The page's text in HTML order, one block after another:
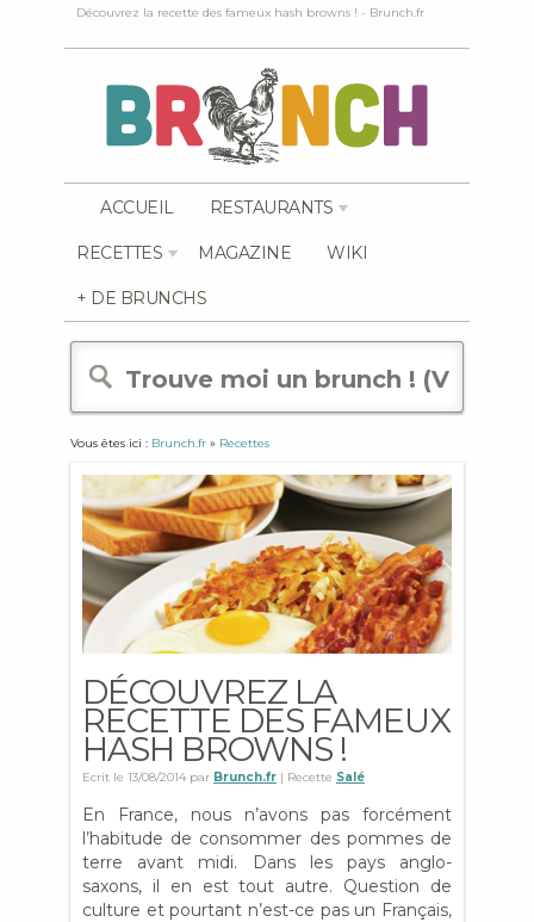
Découvrez la recette des fameux hash browns ! - Brunch.fr
ACCUEIL RESTAURANTS
RECETTES MAGAZINE WIKI
+ DE BRUNCHS
Vous êtes ici : Brunch.fr » Recettes
DÉCOUVREZ LA
RECETTE DES FAMEUX
HASH BROWNS !
Ecrit le 13/08/2014 par Brunch.fr | Recette Salé
En France, nous n’avons pas forcément
l’habitude de consommer des pommes de
terre avant midi. Dans les pays anglo-
saxons, il en est tout autre. Question de
culture et pourtant n’est-ce pas un Français,